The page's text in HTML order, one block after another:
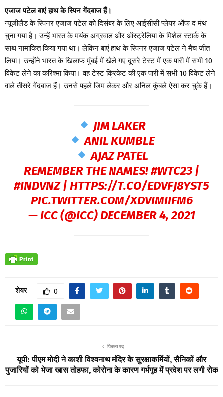
एजाज पटेल बाएं हाथ के स्पिन गेंदबाज हैं।
न्यूजीलैंड के स्पिनर एजाज पटेल को दिसंबर के लिए आईसीसी प्लेयर ऑफ द मंथ
चुना गया है। उन्हें भारत के मयंक अग्रवाल और ऑस्ट्रेलिया के मिशेल स्टार्क के
साथ नामांकित किया गया था। लेकिन बाएं हाथ के स्पिनर एजाज पटेल ने मैच जीत
लिया। उन्होंने भारत के खिलाफ मुंबई में खेले गए दूसरे टेस्ट में एक पारी में सभी 10
विकेट लेने का करिश्मा किया। वह टेस्ट क्रिकेट की एक पारी में सभी 10 विकेट लेने
वाले तीसरे गेंदबाज हैं। उनसे पहले जिम लेकर और अनिल कुंबले ऐसा कर चुके हैं।
JIM LAKER
ANIL KUMBLE
AJAZ PATEL
REMEMBER THE NAMES!#WTC23 |
#INDVNZ| HTTPS://T.CO/EDVFJ8YST5
PIC.TWITTER.COM/XDVIMIIFM6
— ICC (@ICC)DECEMBER 4, 2021
शेयर 0
पिछला पद
यूपी: पीएम मोदी ने काशी विश्वनाथ मंदिर के सुरक्षाकर्मियों, सैनिकों और
पुजारियों को भेजा खास तोहफा, कोरोना के कारण गर्भगृह में प्रवेश पर लगी रोक